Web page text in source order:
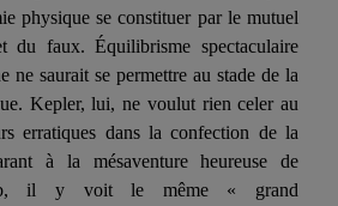
physique se constituer par le mutuel
du faux. Équilibrisme spectaculaire
ne saurait se per­mettre au stade de la
Kepler, lui, ne vou­lut rien celer au
erratiques dans la confec­tion de la
à la mésaventure heureuse de
il y voit le même « grand